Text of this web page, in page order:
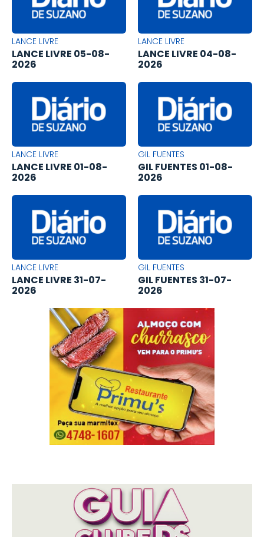
LANCE LIVRE
LANCE LIVRE 05-08-
2026
LANCE LIVRE
LANCE LIVRE 04-08-
2026
LANCE LIVRE
LANCE LIVRE 01-08-
2026
GIL FUENTES
GIL FUENTES 01-08-
2026
LANCE LIVRE
LANCE LIVRE 31-07-
2026
GIL FUENTES
GIL FUENTES 31-07-
2026